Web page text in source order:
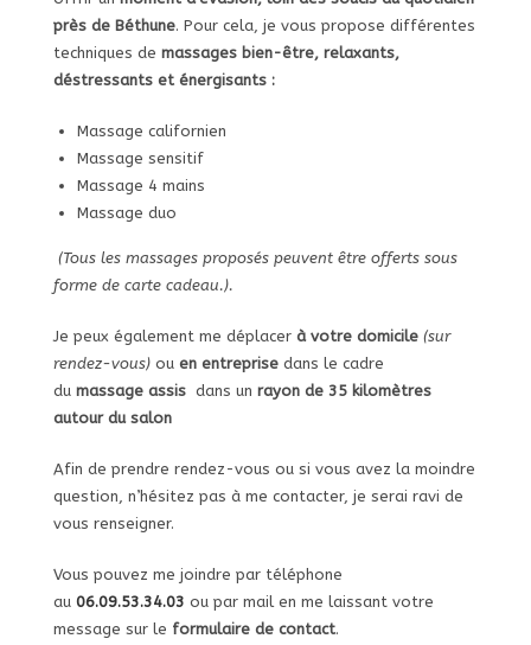
près de Béthune. Pour cela, je vous propose différentes
techniques de massages bien-être, relaxants,
déstressants et énergisants :
Massage californien
Massage sensitif
Massage 4 mains
Massage duo
(Tous les massages proposés peuvent être offerts sous
forme de carte cadeau.).
Je peux également me déplacerà votre domicile(sur
rendez-vous)ou en entreprisedans le cadre
du massage assisdans un rayon de 35 kilomètres
autour du salon
Afin de prendre rendez-vous ou si vous avez la moindre
question, n’hésitez pas à me contacter, je serai ravi de
vous renseigner.
Vous pouvez me joindre par téléphone
au 06.09.53.34.03 ou par mail en me laissant votre
message sur le formulaire de contact.